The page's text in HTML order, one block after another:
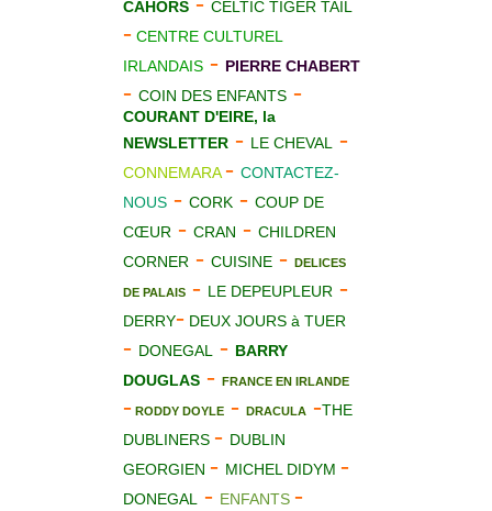
CAHORS CELTIC TIGER TAIL
- CENTRE CULTUREL
IRLANDAIS - PIERRE CHABERT
- COIN DES ENFANTS -
COURANT D'EIRE, la
NEWSLETTER - LE CHEVAL -
CONNEMARA - CONTACTEZ-
NOUS - CORK - COUP DE
CŒUR - CRAN - CHILDREN
CORNER - CUISINE - DELICES
DE PALAIS - LE DEPEUPLEUR -
DERRY- DEUX JOURS à TUER
- DONEGAL - BARRY
DOUGLAS - FRANCE EN IRLANDE
- RODDY DOYLE - DRACULA -THE
DUBLINERS - DUBLIN
GEORGIEN - MICHEL DIDYM -
DONEGAL - ENFANTS -